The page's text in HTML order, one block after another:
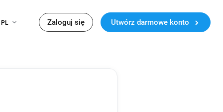
PL Zaloguj się Utwórz darmowe konto